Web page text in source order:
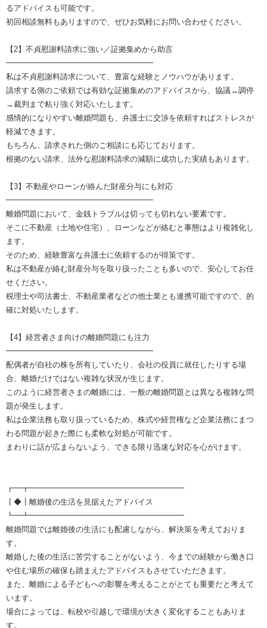
るアドバイスも可能です。
初回相談無料もありますので、ぜひお気軽にお問い合わせください。
【2】不貞慰謝料請求に強い／証拠集めから助言
━━━━━━━━━━━━━━━━━━━
私は不貞慰謝料請求について、豊富な経験とノウハウがあります。
請求する側のご依頼では有効な証拠集めのアドバイスから、協議→調停
→裁判まで粘り強く対応いたします。
感情的になりやすい離婚問題も、弁護士に交渉を依頼すればストレスが
軽減できます。
もちろん、請求された側のご相談にも応じております。
根拠のない請求、法外な慰謝料請求の減額に成功した実績もあります。
【3】不動産やローンが絡んだ財産分与にも対応
━━━━━━━━━━━━━━━━━━━
離婚問題において、金銭トラブルは切っても切れない要素です。
そこに不動産（土地や住宅）、ローンなどが絡むと事態はより複雑化し
ます。
そのため、経験豊富な弁護士に依頼するのが得策です。
私は不動産が絡む財産分与を取り扱ったことも多いので、安心してお任
せください。
税理士や司法書士、不動産業者などの他士業とも連携可能ですので、的
確に対処いたします。
【4】経営者さま向けの離婚問題にも注力
━━━━━━━━━━━━━━━━━━━
配偶者が自社の株を所有していたり、会社の役員に就任したりする場
合、離婚だけではない複雑な状況が生じます。
このように経営者さまの離婚には、一般の離婚問題とは異なる複雑な問
題が発生します。
私は企業法務も取り扱っているため、株式や経営権など企業法務にまつ
わる問題が起きた際にも柔軟な対処が可能です。
まわりに話が広まらないよう、できる限り迅速な対応を心がけます。
┏━┳━━━━━━━━━━━━━━━━━━━━
┃◆┃離婚後の生活を見据えたアドバイス
┗━┻━━━━━━━━━━━━━━━━━━━━
離婚問題では離婚後の生活にも配慮しながら、解決策を考えておりま
す。
離婚した後の生活に苦労することがないよう、今までの経験から働き口
や住む場所の確保も踏まえたアドバイスもさせていただきます。
また、離婚による子どもへの影響を考えることがとても重要だと考えて
います。
場合によっては、転校や引越しで環境が大きく変化することもありま
す。